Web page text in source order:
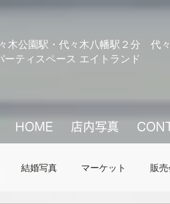
木公園駅・代々木八幡駅２分 代
ーティスペース エイトランド
HOME 店内写真
結婚写真 マーケット 販